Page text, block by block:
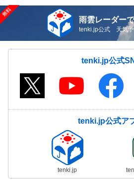
雨雲レーダー
tenki.jp公式 天気予
tenki.jp公式
tenki.jp公式ア
tenki.jp